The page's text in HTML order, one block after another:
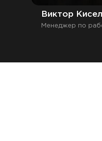
Виктор
Менеджер по